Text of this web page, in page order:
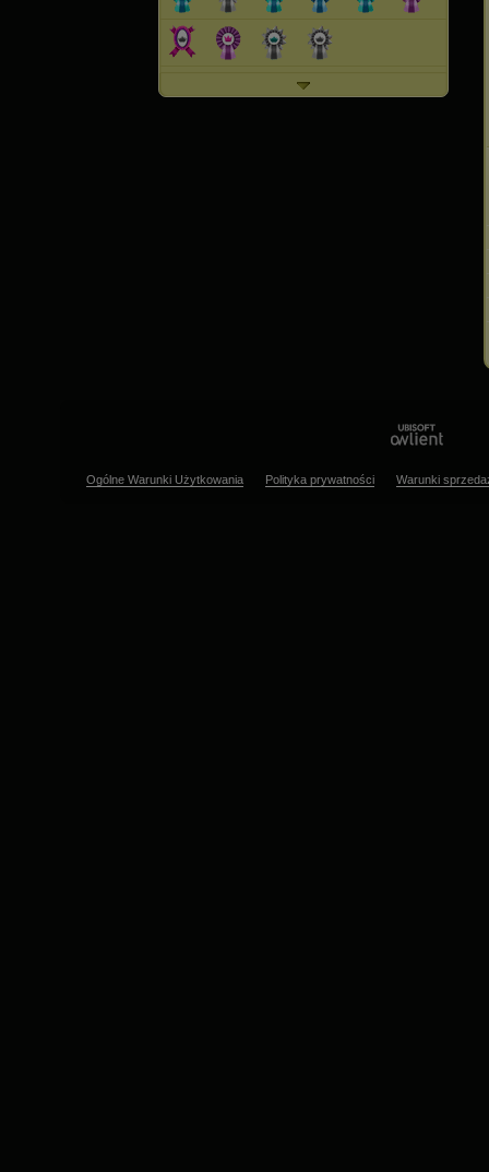
Ogólne Warunki Użytkowania Polityka prywatności Warunki